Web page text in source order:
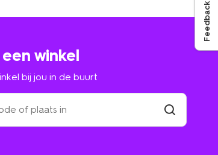
winkel
bij jou in de buurt
Feedback